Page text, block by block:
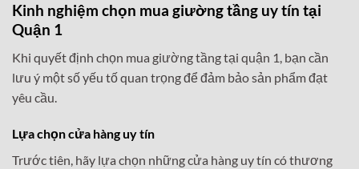
Kinh nghiệm chọn mua giường tầng uy tín tại
Quận 1
Khi quyết định chọn mua giường tầng tại quận 1, bạn cần
lưu ý một số yếu tố quan trọng để đảm bảo sản phẩm đạt
yêu cầu.
Lựa chọn cửa hàng uy tín
Trước tiên, hãy lựa chọn những cửa hàng uy tín có thương